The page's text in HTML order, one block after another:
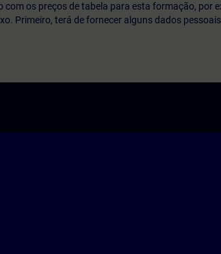
com os preços de tabela para esta formação, por
Primeiro, terá de fornecer alguns dados